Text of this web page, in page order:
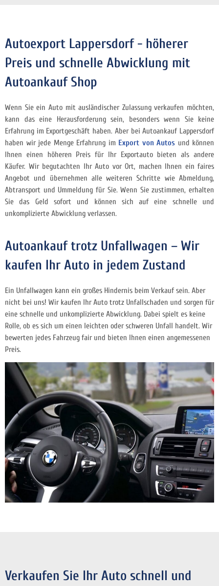
Autoexport Lappersdorf - höherer
Preis und schnelle Abwicklung mit
Autoankauf Shop
Wenn Sie ein Auto mit ausländischer Zulassung verkaufen möchten,
kann das eine Herausforderung sein, besonders wenn Sie keine
Erfahrung im Exportgeschäft haben. Aber bei Autoankauf Lappersdorf
haben wir jede Menge Erfahrung im Export von Autos und können
Ihnen einen höheren Preis für Ihr Exportauto bieten als andere
Käufer. Wir begutachten Ihr Auto vor Ort, machen Ihnen ein faires
Angebot und übernehmen alle weiteren Schritte wie Abmeldung,
Abtransport und Ummeldung für Sie. Wenn Sie zustimmen, erhalten
Sie das Geld sofort und können sich auf eine schnelle und
unkomplizierte Abwicklung verlassen.
Autoankauf trotz Unfallwagen – Wir
kaufen Ihr Auto in jedem Zustand
Ein Unfallwagen kann ein großes Hindernis beim Verkauf sein. Aber
nicht bei uns! Wir kaufen Ihr Auto trotz Unfallschaden und sorgen für
eine schnelle und unkomplizierte Abwicklung. Dabei spielt es keine
Rolle, ob es sich um einen leichten oder schweren Unfall handelt. Wir
bewerten jedes Fahrzeug fair und bieten Ihnen einen angemessenen
Preis.
Verkaufen Sie Ihr Auto schnell und